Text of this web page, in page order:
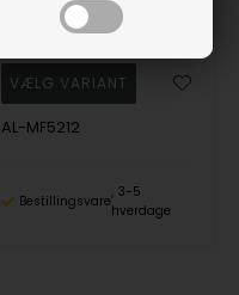
972,00 DKK
Vejl. udsalgspris
AL-MF5212
Bestillingsvare
3-5
hverdage